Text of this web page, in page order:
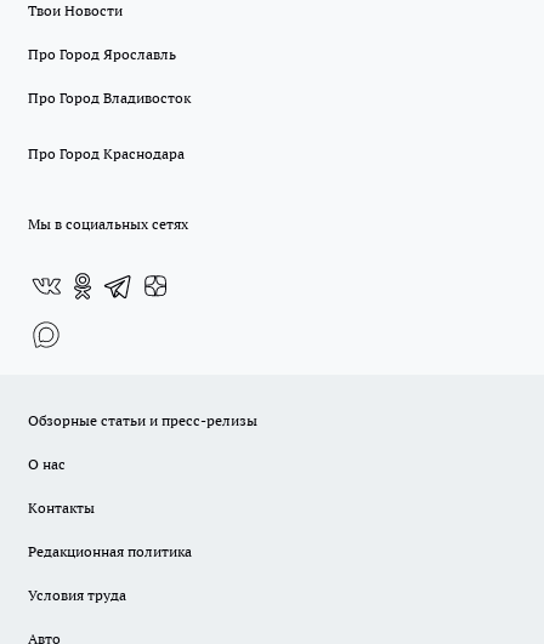
Твои Новости
Про Город Ярославль
Про Город Владивосток
Про Город Краснодара
Мы в социальных сетях
Обзорные статьи и пресс-релизы
О нас
Контакты
Редакционная политика
Условия труда
Авто